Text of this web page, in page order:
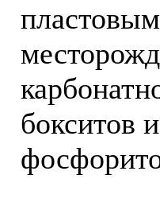
бокситов